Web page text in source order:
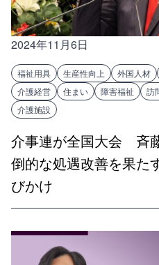
2024年11月6日
福祉用具 生産性向上 外国人材
介護経営
住まい 障害福祉 訪
介護施設
介事連が全国大会 斉
倒的な処遇改善を果
びかけ